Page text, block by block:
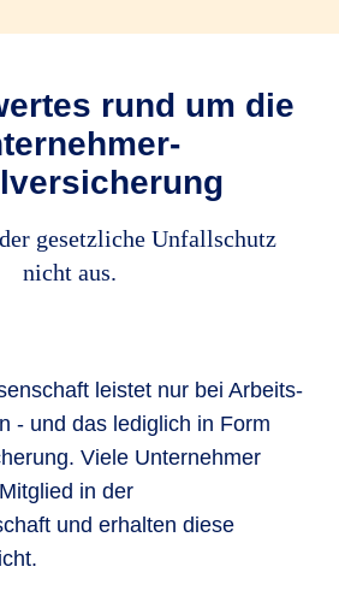
rund um die
gesetzliche Unfallschutz
nicht aus.
leistet nur bei Arbeits-
- und das lediglich in Form
Viele Unternehmer
in der
und erhalten diese